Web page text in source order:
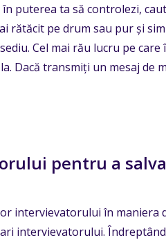
puterea ta să controlezi,
rătăcit pe drum sau pur și
Cel mai rău lucru pe
Dacă transmiți un mesaj de
pentru a
intervievatorului în maniera
intervievatorului.